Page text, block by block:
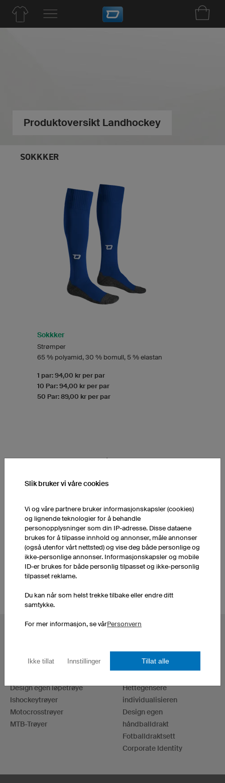
Produktoversikt Landhockey
SOKKKER
Sokkker
Strømper
65 % polyamid, 30 % bomull, 5 % elastan
1 par: 94,00 kr per par
10 Par: 94,00 kr per par
50 Par: 89,00 kr per par
Landhockeytrøye Herre
Landhockeytrøyer Barn
Fotballdrakter
Design egen løpetrøye
Ishockeytrøyer
Motocrosstrøyer
MTB-Trøyer
eSports Trøyer
Darttrøyer
Hettegensere
individualisieren
Design egen
håndballdrakt
Fotballdraktsett
Corporate Identity
Slik bruker vi våre cookies
Vi og våre partnere bruker informasjonskapsler (cookies)
og lignende teknologier for å behandle
personopplysninger som din IP-adresse. Disse dataene
brukes for å tilpasse innhold og annonser, måle annonser
(også utenfor vårt nettsted) og vise deg både personlige og
ikke-personlige annonser. Informasjonskapsler og mobile
ID-er brukes for både personlig tilpasset og ikke-personlig
tilpasset reklame.
Du kan når som helst trekke tilbake eller endre ditt
samtykke.
For mer informasjon, se vårPersonvern
Ikke tillat Innstillinger Tillat alle